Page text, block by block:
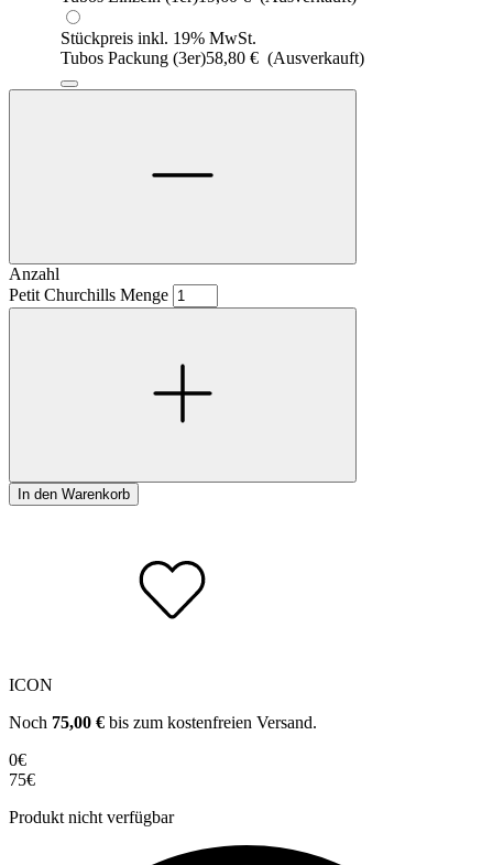
Stückpreis inkl. 19% MwSt.
Tubos Packung (3er)58,80 € (Ausverkauft)
Anzahl
Petit Churchills Menge
In den Warenkorb
ICON
Noch 75,00 € bis zum kostenfreien Versand.
0€
75€
Produkt nicht verfügbar